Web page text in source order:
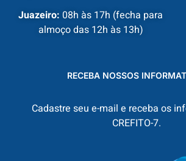
Juazeiro: 08h às 17h (fecha para
almoço das 12h às 13h)
RECEBA NOSSOS
Cadastre seu e-mail e receba os
CREFITO-7.